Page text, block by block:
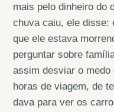
mais pelo dinheiro do
chuva caiu, ele disse:
que ele estava
perguntar sobre
assim desviar o
horas de viagem, de
dava para ver os